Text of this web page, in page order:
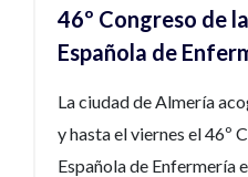
46º Congreso de
Española de
La ciudad de Almería
y hasta el viernes el 46º
Española de Enfermería